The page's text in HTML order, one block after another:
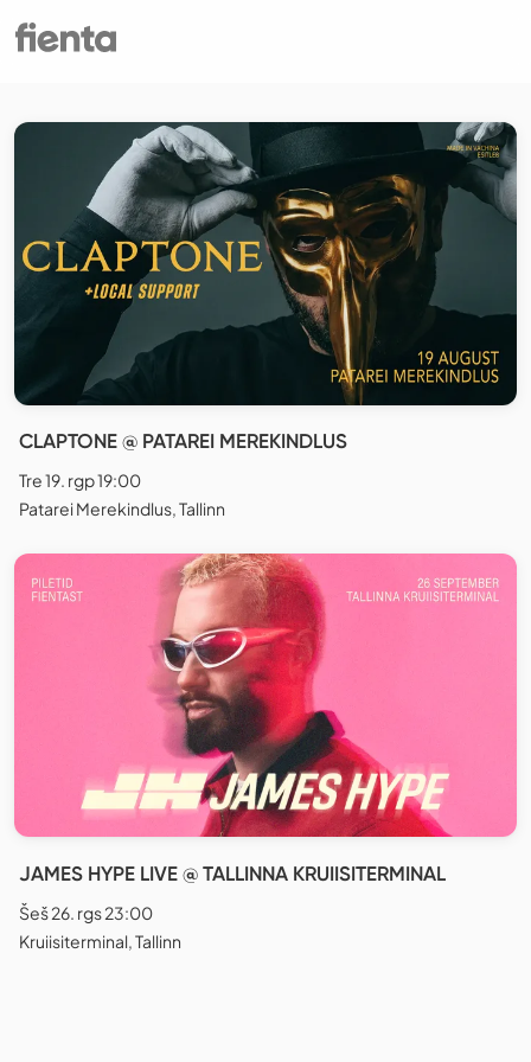
CLAPTONE @ PATAREI MEREKINDLUS
Tre 19. rgp 19:00
Patarei Merekindlus, Tallinn
JAMES HYPE LIVE @ TALLINNA KRUIISITERMINAL
Šeš 26. rgs 23:00
Kruiisiterminal, Tallinn